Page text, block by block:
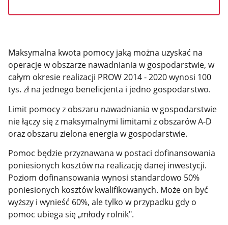
Maksymalna kwota pomocy jaką można uzyskać na
operacje w obszarze nawadniania w gospodarstwie, w
całym okresie realizacji PROW 2014 - 2020 wynosi 100
tys. zł na jednego beneficjenta i jedno gospodarstwo.
Limit pomocy z obszaru nawadniania w gospodarstwie
nie łączy się z maksymalnymi limitami z obszarów A-D
oraz obszaru zielona energia w gospodarstwie.
Pomoc będzie przyznawana w postaci dofinansowania
poniesionych kosztów na realizację danej inwestycji.
Poziom dofinansowania wynosi standardowo 50%
poniesionych kosztów kwalifikowanych. Może on być
wyższy i wynieść 60%, ale tylko w przypadku gdy o
pomoc ubiega się „młody rolnik".